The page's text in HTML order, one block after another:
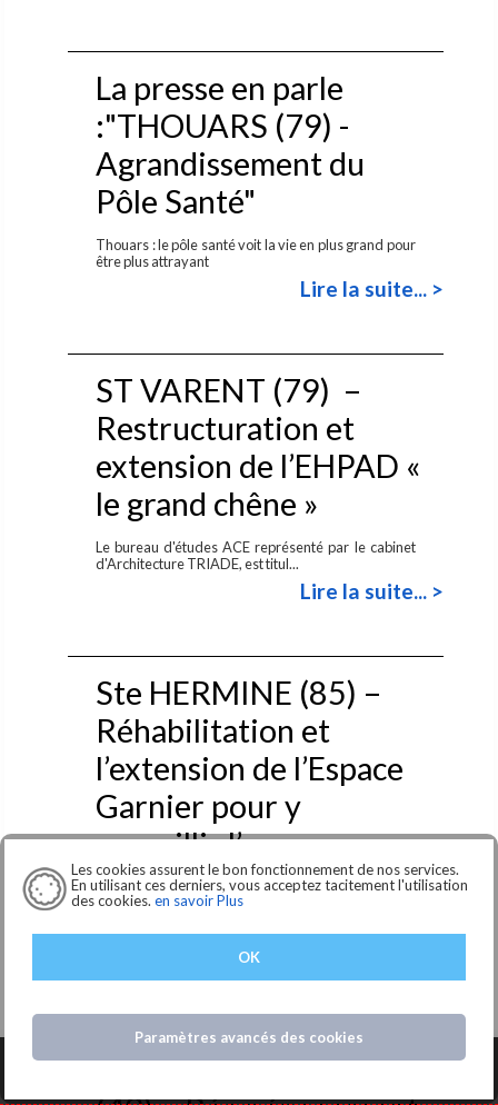
Les cookies assurent le bon fonctionnement de nos services.
En utilisant ces derniers, vous acceptez tacitement l'utilisation
des cookies. en savoir Plus
OK
Paramètres avancés des cookies
La presse en parle
:"THOUARS (79) -
Agrandissement du
Pôle Santé"
Thouars : le pôle santé voit la vie en plus grand pour
être plus attrayant
Lire la suite... >
ST VARENT (79) –
Restructuration et
extension de l’EHPAD «
le grand chêne »
Le bureau d'études ACE représenté par le cabinet
d'Architecture TRIADE, est titul...
Lire la suite... >
Ste HERMINE (85) –
Réhabilitation et
l’extension de l’Espace
Garnier pour y
accueillir l’espace
enfance et une crèche
BECON LES GRANITS